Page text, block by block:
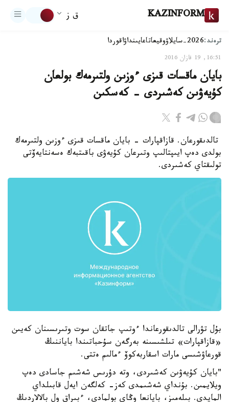
KAZINFORM ق ز
ترەند:2026-سايلاۋ وقيعاتاعايىنداۋاقوردا
16:51, 19 قازان 2016
بايان ماقسات قىزى ءوزىن ولتىرمەك بولعان
كۇيەۋىن كەشىردى - كەسكىن
تالدىقورعان. قازاقپارات - بايان ماقسات قىزى ءوزىن ولتىرمەك
بولدى دەپ ايىپتالىپ وتىرعان كۇيەۋى باقىتبەك ەسەنتايەۆتى
تولىقتاي كەشىردى.
بۇل تۋرالى تالدىقورعاندا ءوتىپ جاتقان سوت وتىرىسىنان كەيىن
«قازاقپارات» تىلشىسىنە بەرگەن سۇحباتىندا باياننىڭ
قورعاۋشىسى مارات اسقاربەكوۆ ءمالىم ەتتى.
"بايان كۇيەۋىن كەشىردى، وتە دۇرىس شەشىم جاسادى دەپ
ويلايمىن. بۇنداي شەشىمدى كەز- كەلگەن ايەل قابىلداي
المايدى. بىلەمىز، بايانعا وڭاي بولمادى، ءبىراق ول بالالاردىڭ